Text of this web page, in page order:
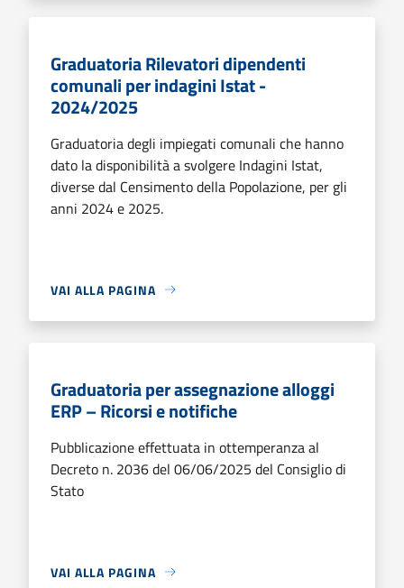
Graduatoria Rilevatori dipendenti
comunali per indagini Istat -
2024/2025
Graduatoria degli impiegati comunali che hanno
dato la disponibilità a svolgere Indagini Istat,
diverse dal Censimento della Popolazione, per gli
anni 2024 e 2025.
VAI ALLA PAGINA
Graduatoria per assegnazione alloggi
ERP – Ricorsi e notifiche
Pubblicazione effettuata in ottemperanza al
Decreto n. 2036 del 06/06/2025 del Consiglio di
Stato
VAI ALLA PAGINA